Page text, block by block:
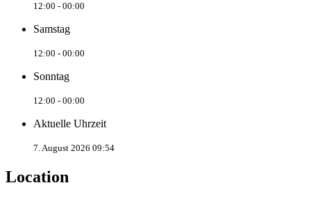
12:00 - 00:00
Samstag
12:00 - 00:00
Sonntag
12:00 - 00:00
Aktuelle Uhrzeit
7. August 2026 09:54
Location